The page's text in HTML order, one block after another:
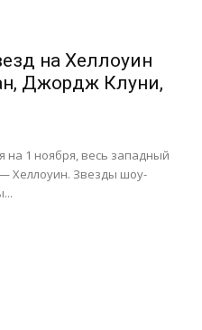
на Хеллоуин
Джордж Клуни,
на 1 ноября, весь западный
Хеллоуин. Звезды шоу-